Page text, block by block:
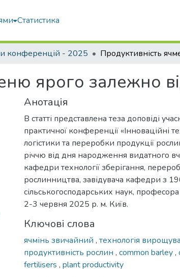
Статистика
конференцій - 2025
ярого залежно
Анотація
В статті представлена теза доповіді
практичної конференції «Інноваційні
логістики та переробки продукції
річчю від дня народження видатного
кафедри технології зберігання,
рослинництва, завідувача кафедри з
сільськогосподарських наук,
2-3 червня 2025 р. м. Київ.
Ключові слова
ячмінь звичайний , технологія
продуктивність рослин , common barley,
fertilisers , plant productivity